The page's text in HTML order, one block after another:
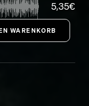
5,35€